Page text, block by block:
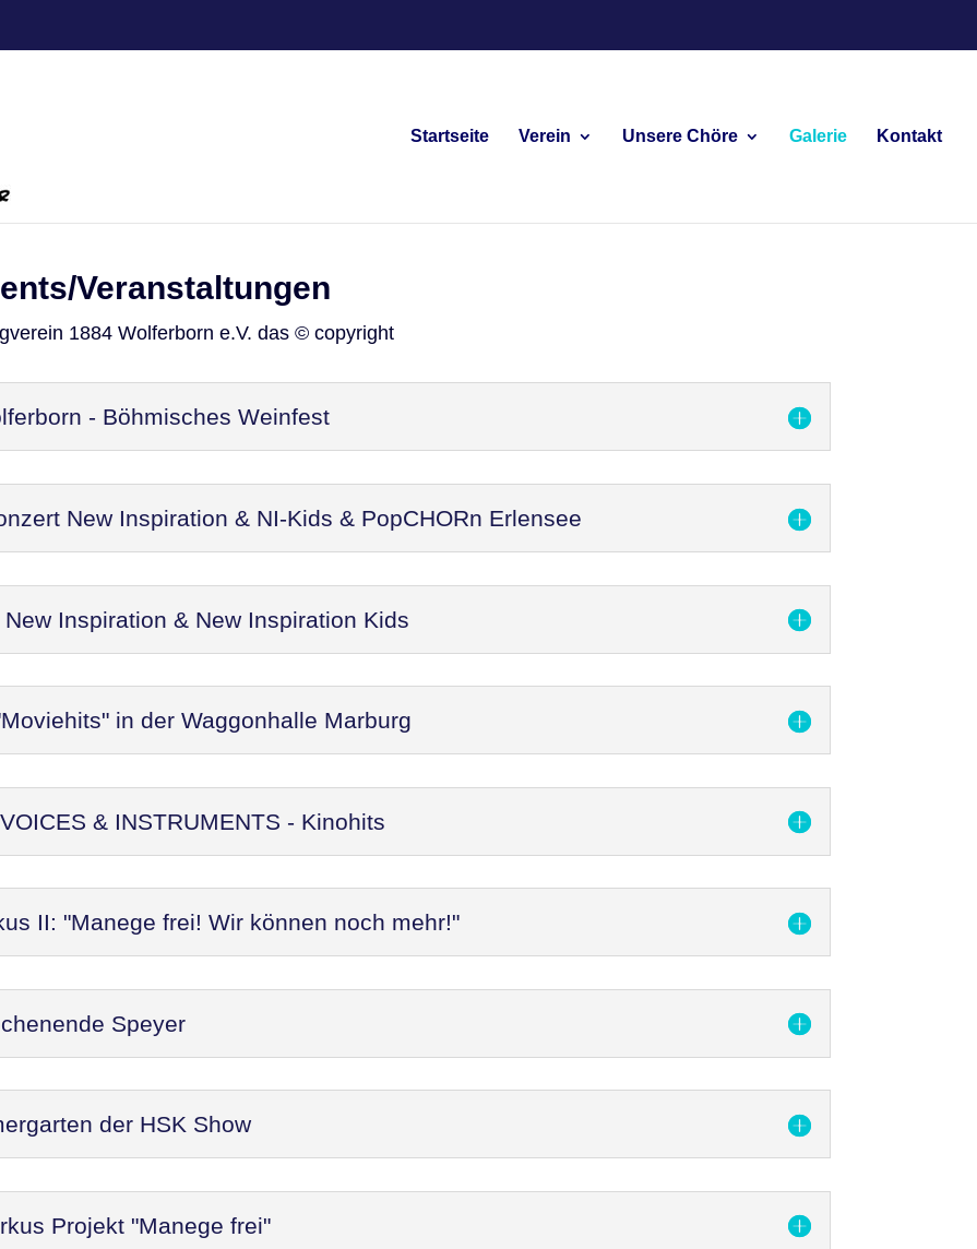
Startseite Verein Unsere Chöre Galerie Kontakt
Veranstaltungen
1884 Wolferborn e.V. das © copyright
- Böhmisches Weinfest
New Inspiration & NI-Kids & PopCHORn Erlensee
Inspiration & New Inspiration Kids
in der Waggonhalle Marburg
& INSTRUMENTS - Kinohits
II: "Manege frei! Wir können noch mehr!"
Speyer
der HSK Show
Projekt "Manege frei"